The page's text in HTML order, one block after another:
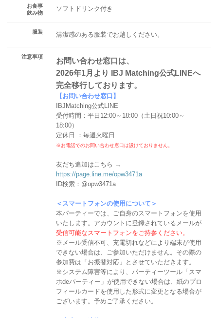
お食事
飲み物
ソフトドリンク付き
服装 清潔感のある服装でお越しください。
注意事項
お問い合わせ窓口は、
2026年1月より IBJ Matching公式LINEへ
完全移行しております。
【お問い合わせ窓口】
IBJMatching公式LINE
受付時間：平日12:00～18:00（土日祝10:00～
18:00）
定休日 ：毎週火曜日
※お電話でのお問い合わせ窓口は設けておりません。
友だち追加はこちら →
https://page.line.me/opw3471a
ID検索：@opw3471a
＜スマートフォンの使用について＞
本パーティーでは、ご自身のスマートフォンを使用
いたします。アカウントに登録されているメールが
受信可能なスマートフォンをご持参ください。
※メール受信不可、充電切れなどにより端末が使用
できない場合は、ご参加いただけません。その際の
参加費は「お振替対応」とさせていただきます。
※システム障害等により、パーティーツール「スマ
ホdeパーティー」が使用できない場合は、紙のプロ
フィールカードを使用した形式に変更となる場合が
ございます。予めご了承ください。